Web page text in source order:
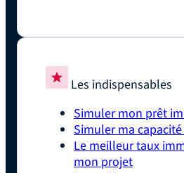
Les indispensables
Simuler mon prêt
Simuler ma
Le meilleur taux
mon projet